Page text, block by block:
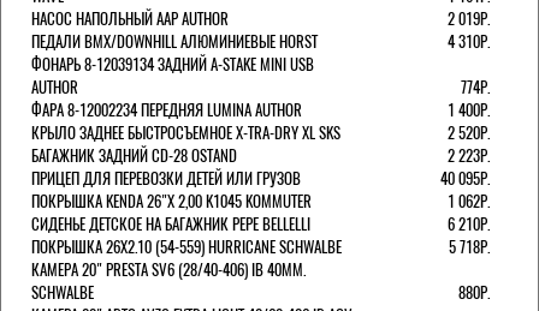
НАСОС НАПОЛЬНЫЙ AAP AUTHOR
2 019Р.
ПЕДАЛИ BMX/DOWNHILL АЛЮМИНИЕВЫЕ HORST
4 310Р.
ФОНАРЬ 8-12039134 ЗАДНИЙ A-STAKE MINI USB
AUTHOR
774Р.
ФАРА 8-12002234 ПЕРЕДНЯЯ LUMINA AUTHOR
1 400Р.
КРЫЛО ЗАДНЕЕ БЫСТРОСЪЕМНОЕ X-TRA-DRY XL SKS
2 520Р.
БАГАЖНИК ЗАДНИЙ CD-28 OSTAND
2 223Р.
ПРИЦЕП ДЛЯ ПЕРЕВОЗКИ ДЕТЕЙ ИЛИ ГРУЗОВ
40 095Р.
ПОКРЫШКА KENDA 26"Х 2,00 K1045 KOMMUTER
1 062Р.
СИДЕНЬЕ ДЕТСКОЕ НА БАГАЖНИК PEPE BELLELLI
6 210Р.
ПОКРЫШКА 26X2.10 (54-559) HURRICANE SCHWALBE
5 718Р.
КАМЕРА 20" PRESTA SV6 (28/40-406) IB 40MM.
SCHWALBE
880Р.